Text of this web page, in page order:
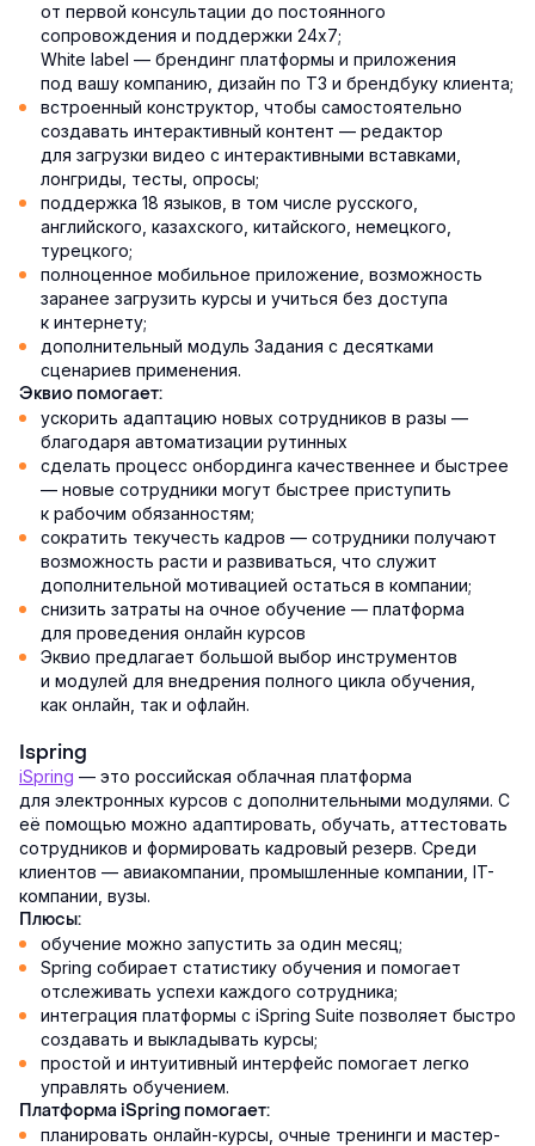
от первой консультации до постоянного
сопровождения и поддержки 24х7;
White label — брендинг платформы и приложения
под вашу компанию, дизайн по ТЗ и брендбуку клиента;
встроенный конструктор, чтобы самостоятельно
создавать интерактивный контент — редактор
для загрузки видео с интерактивными вставками,
лонгриды, тесты, опросы;
поддержка 18 языков, в том числе русского,
английского, казахского, китайского, немецкого,
турецкого;
полноценное мобильное приложение, возможность
заранее загрузить курсы и учиться без доступа
к интернету;
дополнительный модуль Задания с десятками
сценариев применения.
Эквио помогает:
ускорить адаптацию новых сотрудников в разы —
благодаря автоматизации рутинных
сделать процесс онбординга качественнее и быстрее
— новые сотрудники могут быстрее приступить
к рабочим обязанностям;
сократить текучесть кадров — сотрудники получают
возможность расти и развиваться, что служит
дополнительной мотивацией остаться в компании;
снизить затраты на очное обучение — платформа
для проведения онлайн курсов
Эквио предлагает большой выбор инструментов
и модулей для внедрения полного цикла обучения,
как онлайн, так и офлайн.
Ispring
iSpring — это российская облачная платформа
для электронных курсов с дополнительными модулями. С
её помощью можно адаптировать, обучать, аттестовать
сотрудников и формировать кадровый резерв. Среди
клиентов — авиакомпании, промышленные компании, IT-
компании, вузы.
Плюсы:
обучение можно запустить за один месяц;
Spring собирает статистику обучения и помогает
отслеживать успехи каждого сотрудника;
интеграция платформы с iSpring Suite позволяет быстро
создавать и выкладывать курсы;
простой и интуитивный интерфейс помогает легко
управлять обучением.
Платформа iSpring помогает:
планировать онлайн-курсы, очные тренинги и мастер-